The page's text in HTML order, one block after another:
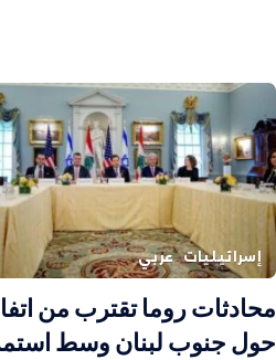
إسرائيليات عربي
محادثات روما تقترب من
حول جنوب لبنان وسط